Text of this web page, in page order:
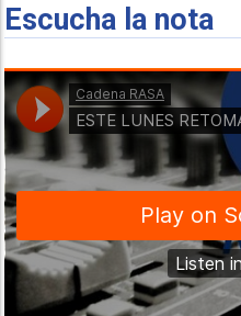
Escucha la nota